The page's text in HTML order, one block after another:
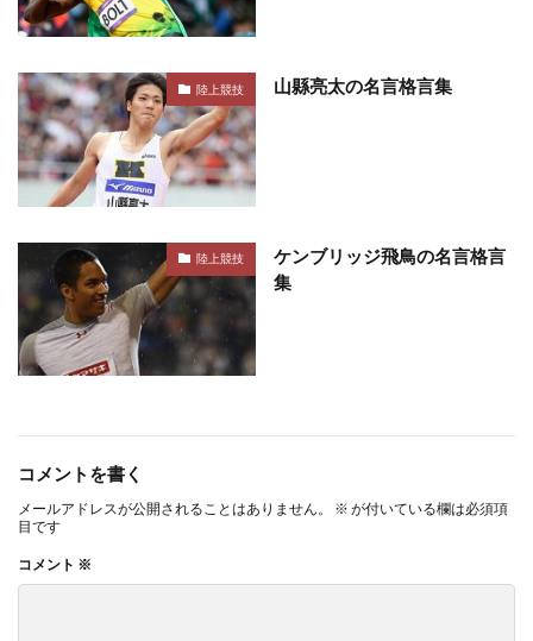
陸上競技 山縣亮太の名言格言集
陸上競技
ケンブリッジ飛鳥の名言格言
集
コメントを書く
メールアドレスが公開されることはありません。 ※ が付いている欄は必須項
目です
コメント ※